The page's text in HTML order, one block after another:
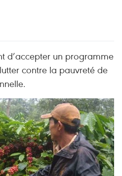
d’accepter un programme
contre la pauvreté de